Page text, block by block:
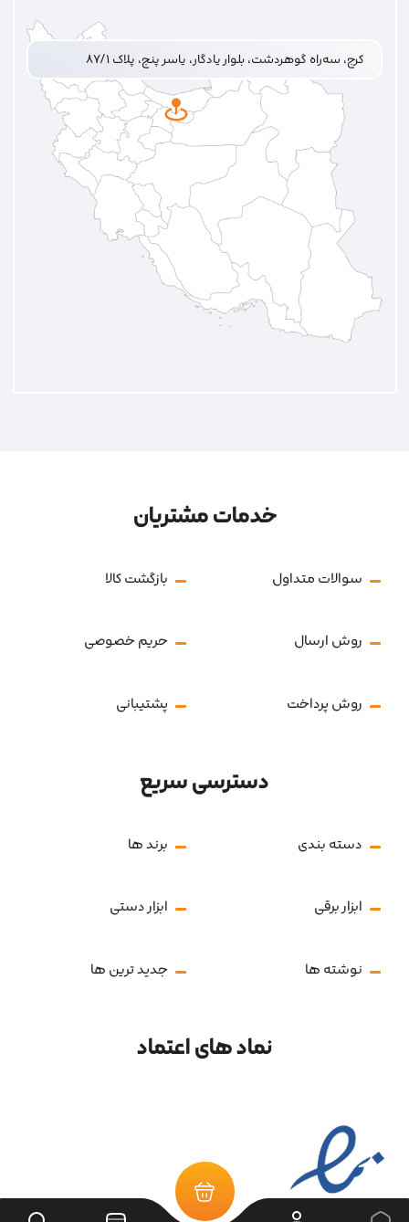
کرج، سه‌راه گوهردشت، بلوار یادگار، یاسر پنج، پلاک ۸۷/۱
خدمات مشتریان
سوالات متداول بازگشت کالا
روش ارسال حریم خصوصی
روش پرداخت پشتیبانی
دسترسی سریع
دسته بندی برند ها
ابزار برقی ابزار دستی
نوشته ها جدید ترین ها
نماد های اعتماد